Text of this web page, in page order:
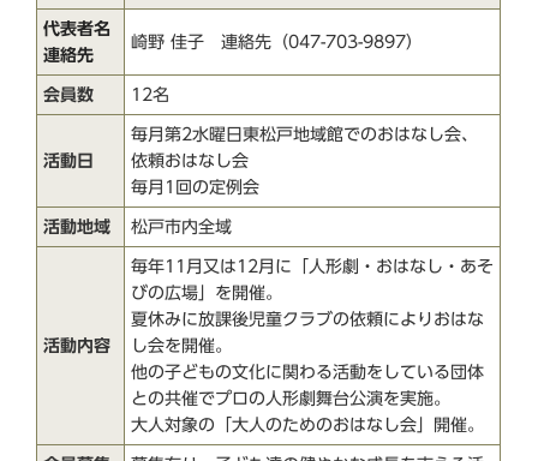
代表者名
連絡先
崎野 佳子 連絡先（047-703-9897）
会員数 12名
活動日
毎月第2水曜日東松戸地域館でのおはなし会、
依頼おはなし会
毎月1回の定例会
活動地域 松戸市内全域
活動内容
毎年11月又は12月に「人形劇・おはなし・あそ
びの広場」を開催。
夏休みに放課後児童クラブの依頼によりおはな
し会を開催。
他の子どもの文化に関わる活動をしている団体
との共催でプロの人形劇舞台公演を実施。
大人対象の「大人のためのおはなし会」開催。